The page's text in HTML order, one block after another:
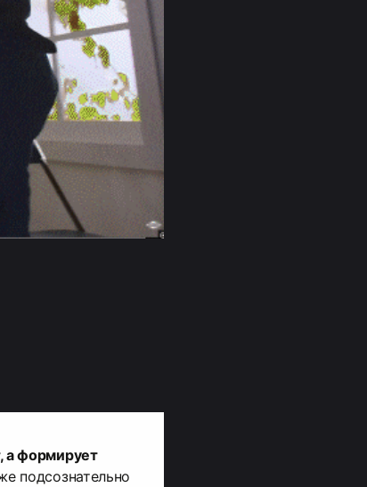
а формирует
подсознательно